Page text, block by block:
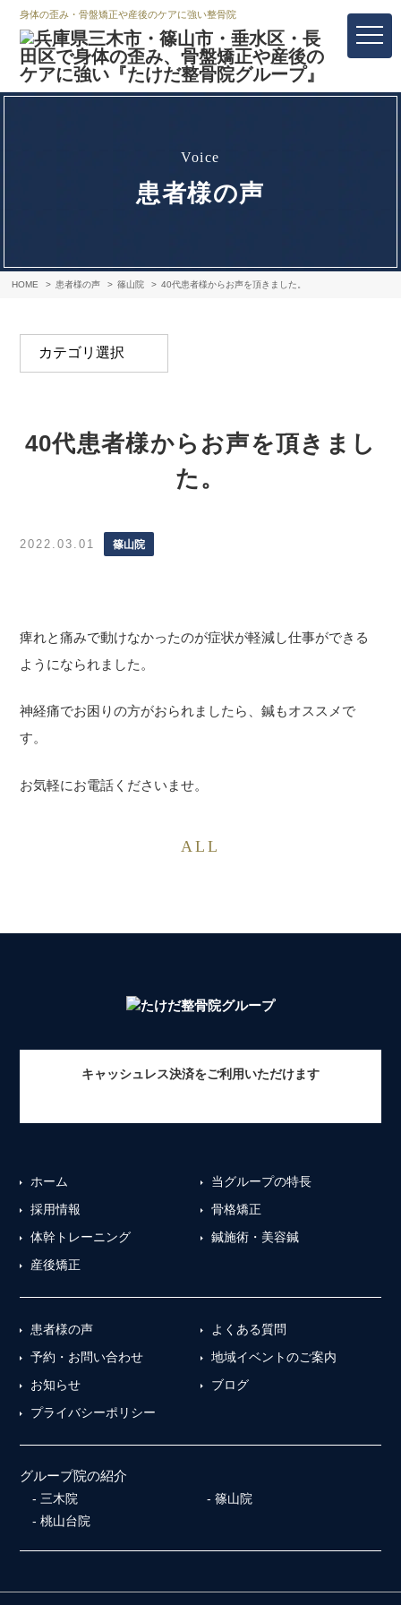
身体の歪み・骨盤矯正や産後のケアに強い整骨院
voice
患者様の声
HOME 患者様の声 篠山院 40代患者様からお声を頂きました。
40代患者様からお声を頂きまし
た。
2022.03.01 篠山院
痺れと痛みで動けなかったのが症状が軽減し仕事ができる
ようになられました。
神経痛でお困りの方がおられましたら、鍼もオススメで
す。
お気軽にお電話くださいませ。
ALL
キャッシュレス決済をご利用いただけます
ホーム
当グループの特長
採用情報
骨格矯正
体幹トレーニング
鍼施術・美容鍼
産後矯正
患者様の声
よくある質問
予約・お問い合わせ
地域イベントのご案内
お知らせ
ブログ
プライバシーポリシー
グループ院の紹介
三木院
篠山院
桃山台院